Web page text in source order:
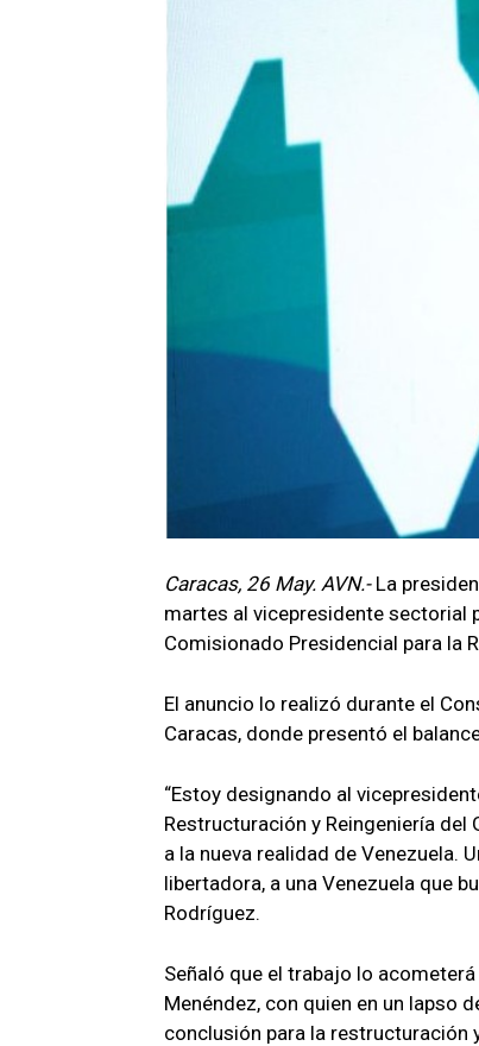
Caracas, 26 May. AVN.- La
martes al vicepresidente sectorial
Comisionado Presidencial para la
El anuncio lo realizó durante el
Caracas, donde presentó el
“Estoy designando al
Restructuración y Reingeniería del
a la nueva realidad de Venezuela.
libertadora, a una Venezuela que
Rodríguez.
Señaló que el trabajo lo
Menéndez, con quien en un lapso
conclusión para la restructuración